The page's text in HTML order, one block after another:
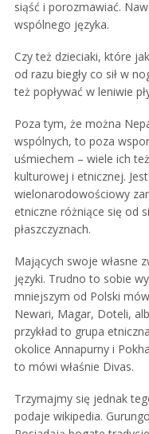
siąść i porozmawiać.
wspólnego języka.
Czy też dzieciaki, które
od razu biegły co sił w
też popływać w leniwie
Poza tym, że można
wspólnych, to poza
uśmiechem – wiele ich
kulturowej i etnicznej.
wielonarodowościowy
etniczne różniące się od
płaszczyznach.
Mających swoje własne
języki. Trudno to sobie
mniejszym od Polski
Newari, Magar, Doteli,
przykład to grupa
okolice Annapurny i
to mówi właśnie Divas.
Trzymajmy się jednak
podaje wikipedia.